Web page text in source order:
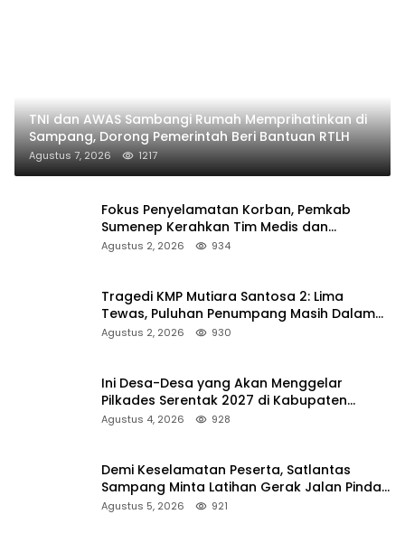
TNI dan AWAS Sambangi Rumah Memprihatinkan di
Sampang, Dorong Pemerintah Beri Bantuan RTLH
Agustus 7, 2026 1217
Fokus Penyelamatan Korban, Pemkab
Sumenep Kerahkan Tim Medis dan
Ambulans ke Pelabuhan Kalianget
Agustus 2, 2026 934
Tragedi KMP Mutiara Santosa 2: Lima
Tewas, Puluhan Penumpang Masih Dalam
Pencarian
Agustus 2, 2026 930
Ini Desa-Desa yang Akan Menggelar
Pilkades Serentak 2027 di Kabupaten
Sumenep
Agustus 4, 2026 928
Demi Keselamatan Peserta, Satlantas
Sampang Minta Latihan Gerak Jalan Pindah
ke Lokasi Aman
Agustus 5, 2026 921